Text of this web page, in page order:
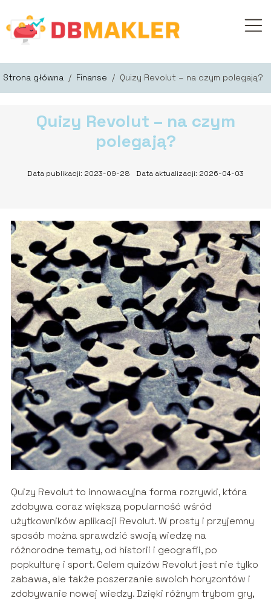
Strona główna / Finanse / Quizy Revolut – na czym polegają?
Quizy Revolut – na czym
polegają?
Data publikacji: 2023-09-28 Data aktualizacji: 2026-04-03
Quizy Revolut to innowacyjna forma rozrywki, która
zdobywa coraz większą popularność wśród
użytkowników aplikacji Revolut. W prosty i przyjemny
sposób można sprawdzić swoją wiedzę na
różnorodne tematy, od historii i geografii, po
popkulturę i sport. Celem quizów Revolut jest nie tylko
zabawa, ale także poszerzanie swoich horyzontów i
zdobywanie nowej wiedzy. Dzięki różnym trybom gry,